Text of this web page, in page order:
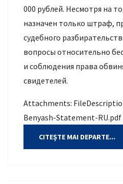
000 рублей. Несмотря на
назначен только штраф,
судебного
вопросы относительно
и соблюдения права
свидетелей.
Attachments:
Benyash-Statement-RU.pdf
CITEȘTE MAI DEPARTE...